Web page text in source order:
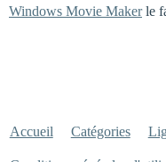
Windows Movie Makerle
Accueil Catégories